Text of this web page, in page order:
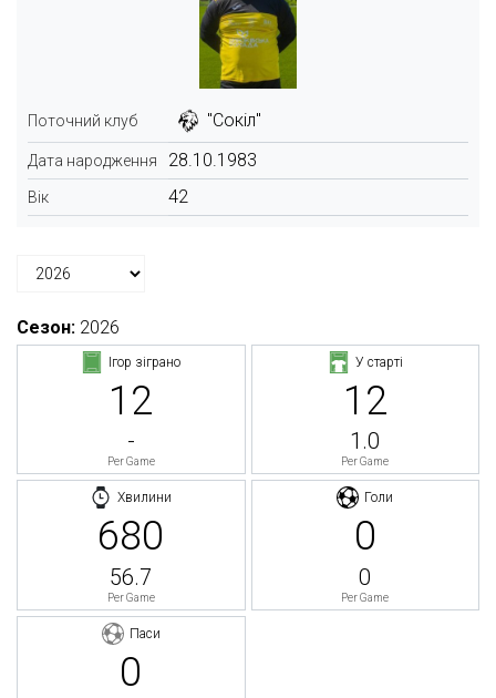
Поточний клуб "Сокіл"
Дата народження 28.10.1983
Вік 42
Сезон: 2026
Ігор зіграно
12
-
Per Game
У старті
12
1.0
Per Game
Хвилини
680
56.7
Per Game
Голи
0
0
Per Game
Паси
0